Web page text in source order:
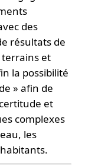
des
résultats de
et
la possibilité
» afin de
et
complexes
les